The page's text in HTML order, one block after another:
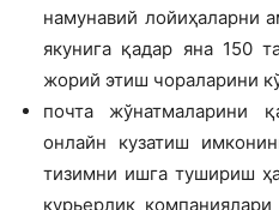
намунавий лойиҳаларни
якунига қадар яна 150
жорий этиш чораларини
почта жўнатмаларини
онлайн кузатиш
тизимни ишга тушириш
курьерлик